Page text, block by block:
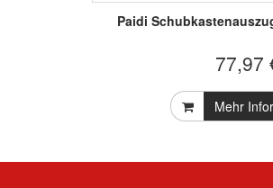
Paidi
77,97
Mehr